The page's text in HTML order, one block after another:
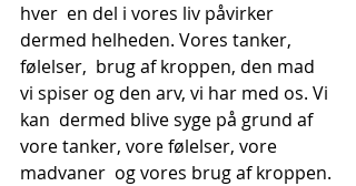
hver  en del i vores liv påvirker
dermed helheden. Vores tanker,
følelser,  brug af kroppen, den mad
vi spiser og den arv, vi har med os. Vi
kan  dermed blive syge på grund af
vore tanker, vore følelser, vore
madvaner  og vores brug af kroppen.